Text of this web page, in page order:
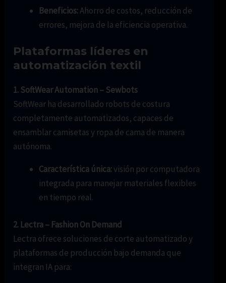
Beneficios:Ahorro de costos, reducción de
errores, mejora de la eficiencia operativa.
Plataformas líderes en
automatización textil
1. SoftWear Automation – Sewbots
SoftWear ha desarrollado robots de costura
completamente automatizados, capaces de
ensamblar camisetas y ropa de cama de manera
autónoma.
Característica única:visión por computadora
integrada para manejar materiales flexibles
en tiempo real.
2. Lectra – Fashion On Demand
Lectra ofrece soluciones de corte automatizado y
plataformas de producción bajo demanda que
integran IA para: